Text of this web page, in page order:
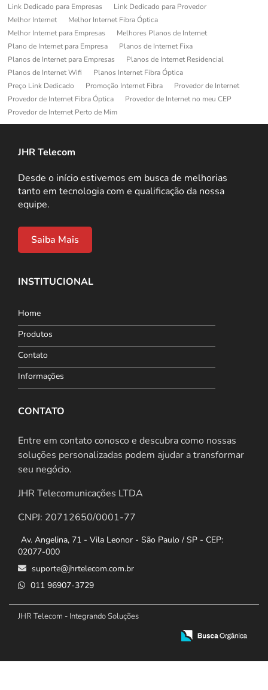
Link Dedicado para Empresas
Link Dedicado para Provedor
Melhor Internet
Melhor Internet Fibra Óptica
Melhor Internet para Empresas
Melhores Planos de Internet
Plano de Internet para Empresa
Planos de Internet Fixa
Planos de Internet para Empresas
Planos de Internet Residencial
Planos de Internet Wifi
Planos Internet Fibra Óptica
Preço Link Dedicado
Promoção Internet Fibra
Provedor de Internet
Provedor de Internet Fibra Óptica
Provedor de Internet no meu CEP
Provedor de Internet Perto de Mim
JHR Telecom
Desde o início estivemos em busca de melhorias
tanto em tecnologia com e qualificação da nossa
equipe.
Saiba Mais
INSTITUCIONAL
Home
Produtos
Contato
Informações
CONTATO
Entre em contato conosco e descubra como nossas
soluções personalizadas podem ajudar a transformar
seu negócio.
JHR Telecomunicações LTDA
CNPJ: 20712650/0001-77
Av. Angelina, 71 - Vila Leonor - São Paulo / SP - CEP:
02077-000
suporte@jhrtelecom.com.br
011 96907-3729
JHR Telecom - Integrando Soluções